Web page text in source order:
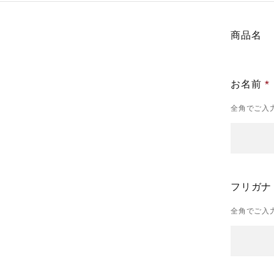
商品名
お名前
全角でご入
フリガナ
全角でご入